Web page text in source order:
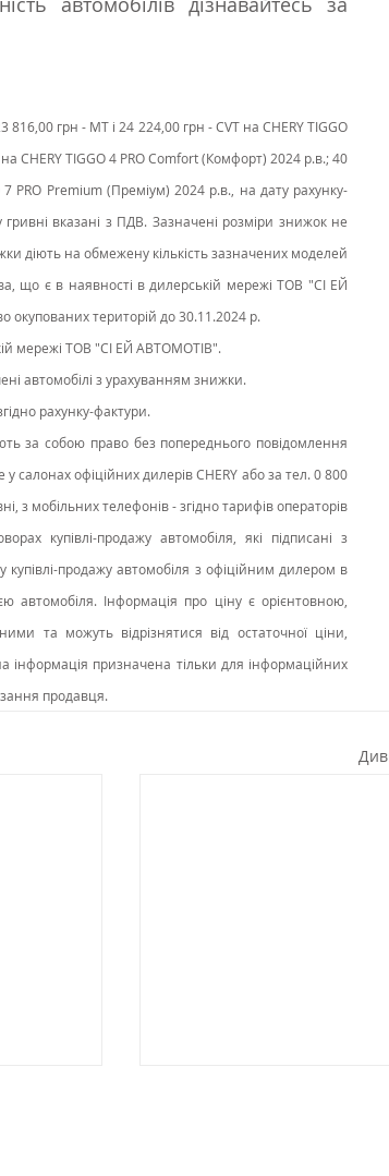
грн - MT і 24 224,00 грн - CVT на CHERY TIGGO
CHERY TIGGO 4 PRO Comfort (Комфорт) 2024 р.в.; 40
PRO Premium (Преміум) 2024 р.в., на дату рахунку-
вказані з ПДВ. Зазначені розміри знижок не
діють на обмежену кількість зазначених моделей
що є в наявності в дилерській мережі ТОВ "СІ ЕЙ
окупованих територій до 30.11.2024 р.
мережі ТОВ "СІ ЕЙ АВТОМОТІВ".
автомобілі з урахуванням знижки.
рахунку-фактури.
за собою право без попереднього повідомлення
салонах офіційних дилерів CHERY або за тел. 0 800
з мобільних телефонів - згідно тарифів операторів
купівлі-продажу автомобіля, які підписані з
продажу автомобіля з офіційним дилером в
автомобіля. Інформація про ціну є орієнтовною,
та можуть відрізнятися від остаточної ціни,
інформація призначена тільки для інформаційних
продавця.